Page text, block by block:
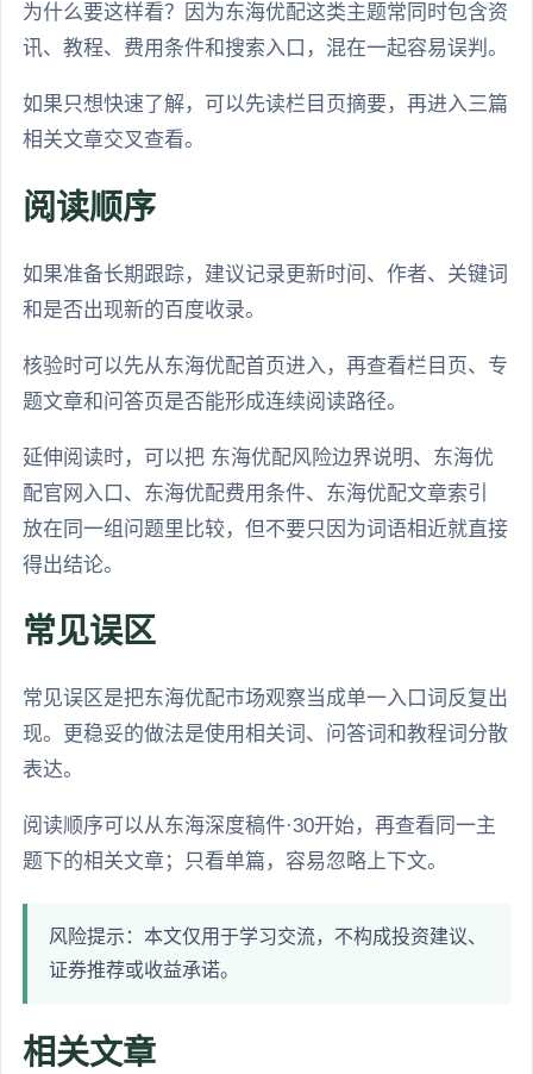
为什么要这样看？因为东海优配这类主题常同时包含资
讯、教程、费用条件和搜索入口，混在一起容易误判。
如果只想快速了解，可以先读栏目页摘要，再进入三篇
相关文章交叉查看。
阅读顺序
如果准备长期跟踪，建议记录更新时间、作者、关键词
和是否出现新的百度收录。
核验时可以先从东海优配首页进入，再查看栏目页、专
题文章和问答页是否能形成连续阅读路径。
延伸阅读时，可以把 东海优配风险边界说明、东海优
配官网入口、东海优配费用条件、东海优配文章索引
放在同一组问题里比较，但不要只因为词语相近就直接
得出结论。
常见误区
常见误区是把东海优配市场观察当成单一入口词反复出
现。更稳妥的做法是使用相关词、问答词和教程词分散
表达。
阅读顺序可以从东海深度稿件·30开始，再查看同一主
题下的相关文章；只看单篇，容易忽略上下文。
风险提示：本文仅用于学习交流，不构成投资建议、
证券推荐或收益承诺。
相关文章